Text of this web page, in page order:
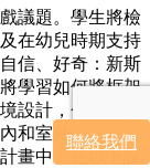
議題。學生將檢
在幼兒時期支持
信、好奇：新斯
學習如何將框架
設計，包括戶外
和室外學習環境
畫中，在以下課
聯絡我們